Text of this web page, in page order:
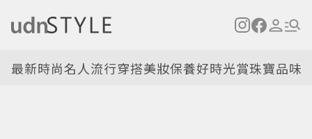
最新時尚名人流行穿搭美妝保養好時光賞珠寶品味